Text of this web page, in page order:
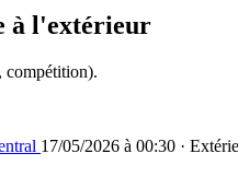
à l'extérieur
compétition).
17/05/2026 à 00:30 ·